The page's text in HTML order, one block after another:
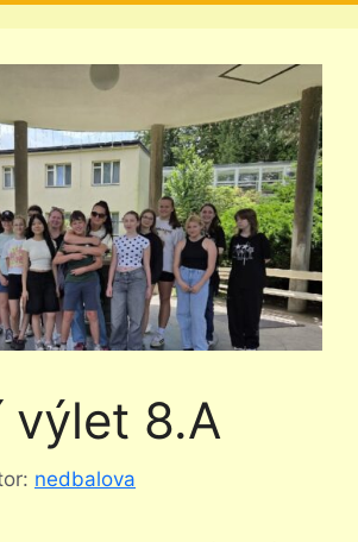
výlet 8.A
nedbalova